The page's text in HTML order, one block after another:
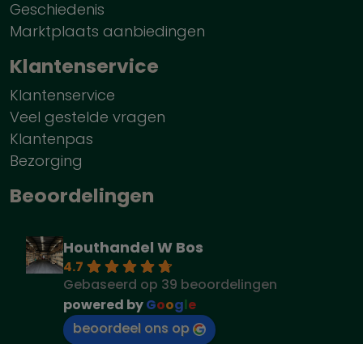
Geschiedenis
Marktplaats aanbiedingen
Klantenservice
Klantenservice
Veel gestelde vragen
Klantenpas
Bezorging
Beoordelingen
Houthandel W Bos
4.7
Gebaseerd op 39 beoordelingen
powered byGoogle
beoordeel ons op